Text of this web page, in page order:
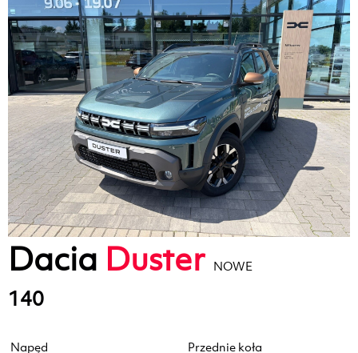
Dacia Duster NOWE
140
Napęd
Przednie koła